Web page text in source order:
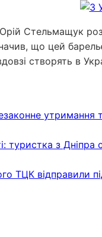
Стельмащук
що цей
створять в
утримання
туристка з Дніпра
ТЦК відправили